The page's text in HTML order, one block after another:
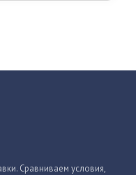
Сравниваем условия,